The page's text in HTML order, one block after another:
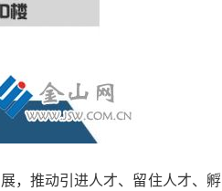
，推动引进人才、留住人才、孵